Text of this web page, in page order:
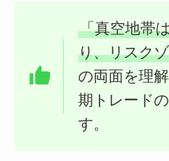
「真空地帯
り、リスク
の両面を理
期トレード
す。